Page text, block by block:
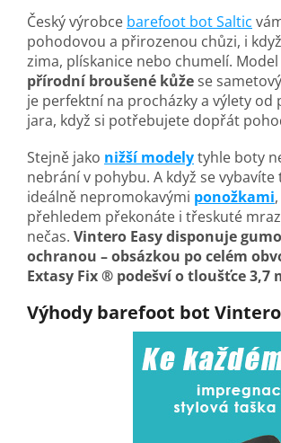
Český výrobce barefoot bot Saltic
pohodovou a přirozenou chůzi, i
zima, plískanice nebo chumelí.
přírodní broušené kůže se
je perfektní na procházky a výlety od
jara, když si potřebujete dopřát
Stejně jako nižší modelytyhle boty
nebrání v pohybu. A když se vybavíte
ideálně nepromokavými ponožkami
přehledem překonáte i třeskuté
nečas. Vintero Easy disponuje
ochranou – obsázkou po celém
Extasy Fix ® podešví o tloušťce 3,7
Výhody barefoot bot Vintero